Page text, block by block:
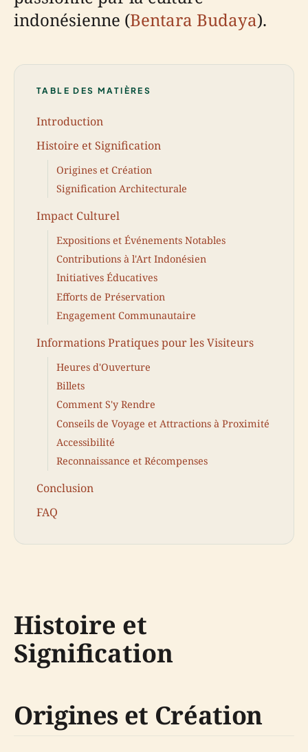
indonésienne (Bentara Budaya).
TABLE DES MATIÈRES
Introduction
Histoire et Signification
Origines et Création
Signification Architecturale
Impact Culturel
Expositions et Événements Notables
Contributions à l'Art Indonésien
Initiatives Éducatives
Efforts de Préservation
Engagement Communautaire
Informations Pratiques pour les Visiteurs
Heures d'Ouverture
Billets
Comment S'y Rendre
Conseils de Voyage et Attractions à Proximité
Accessibilité
Reconnaissance et Récompenses
Conclusion
FAQ
Histoire et
Signification
Origines et Création